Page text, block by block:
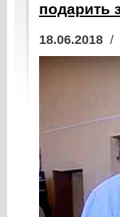
подарить
18.06.2018 /